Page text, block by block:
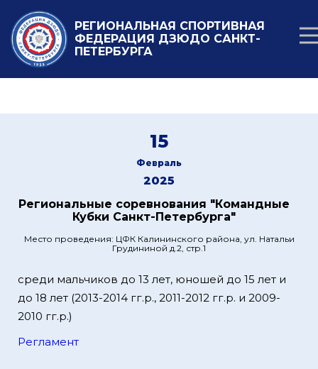
РЕГИОНАЛЬНАЯ СПОРТИВНАЯ
ФЕДЕРАЦИЯ ДЗЮДО САНКТ-
ПЕТЕРБУРГА
15
Февраль
2025
Региональные соревнования "Командные
Кубки Санкт-Петербурга"
Место проведения: ЦФК Калининского района, ул. Натальи
Грудининой д.2, стр.1
среди мальчиков до 13 лет, юношей до 15 лет и
до 18 лет (2013-2014 гг.р., 2011-2012 гг.р. и 2009-
2010 гг.р.)
Регламент